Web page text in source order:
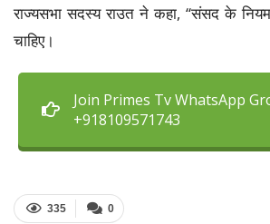
राज्यसभा सदस्य राउत ने कहा, ‘‘संसद के
चाहिए।
Join Primes Tv WhatsApp
+918109571743
0
335